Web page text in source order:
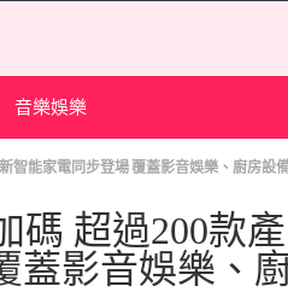
音樂娛樂
智能家電同步登場 覆蓋影音娛樂、廚房設
碼 超過200款
蓋影音娛樂、